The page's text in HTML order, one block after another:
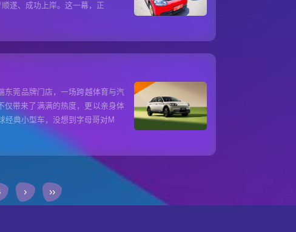
遂、成功上岸。这一幕，正
东莞品牌门店，一场跨越体育与汽
仅带来了满满的热度，更以亲身体
经典小型车，没想到字母哥对M
› ››